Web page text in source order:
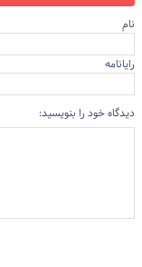
نام
رایانامه
دیدگاه خود را بنویسید: